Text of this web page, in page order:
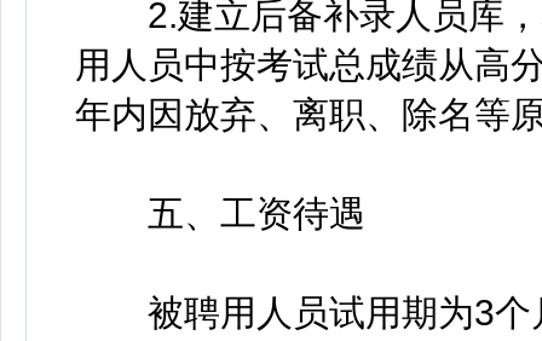
2.建立后备补录人员库，
用人员中按考试总成绩从高
年内因放弃、离职、除名等
五、工资待遇
被聘用人员试用期为3个